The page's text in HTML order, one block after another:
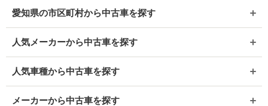
愛知県の市区町村から中古車を探す
人気メーカーから中古車を探す
人気車種から中古車を探す
メーカーから中古車を探す